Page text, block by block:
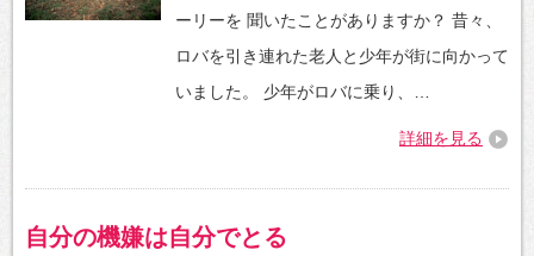
ーリーを 聞いたことがありますか？ 昔々、
ロバを引き連れた老人と少年が街に向かって
いました。 少年がロバに乗り、…
詳細を見る
自分の機嫌は自分でとる